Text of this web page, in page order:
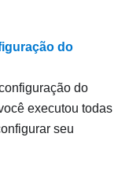
do
do
executou todas
seu